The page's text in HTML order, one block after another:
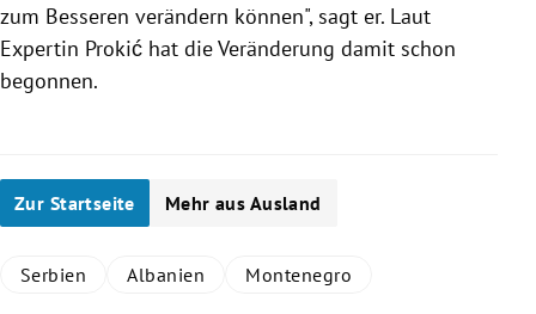
zum Besseren verändern können", sagt er. Laut
Expertin Prokić hat die Veränderung damit schon
begonnen.
Zur Startseite Mehr aus Ausland
Serbien Albanien Montenegro